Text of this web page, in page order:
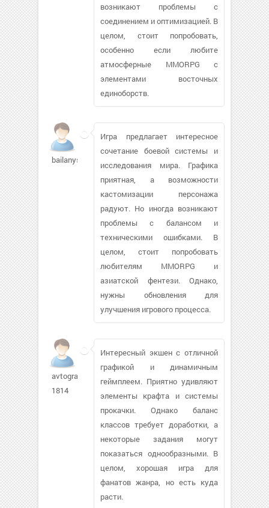
возникают проблемы с
соединением и оптимизацией. В
целом, стоит попробовать,
особенно если любите
атмосферные MMORPG с
элементами восточных
единоборств.
bailanys
Игра предлагает интересное
сочетание боевой системы и
исследования мира. Графика
приятная, а возможности
кастомизации персонажа
радуют. Но иногда возникают
проблемы с балансом и
техническими ошибками. В
целом, стоит попробовать
любителям MMORPG и
азиатской фентези. Однако,
нужны обновления для
улучшения игрового процесса.
avtograd-
1814
Интересный экшен с отличной
графикой и динамичным
геймплеем. Приятно удивляют
элементы крафта и системы
прокачки. Однако баланс
классов требует доработки, а
некоторые задания могут
показаться однообразными. В
целом, хорошая игра для
фанатов жанра, но есть куда
расти.